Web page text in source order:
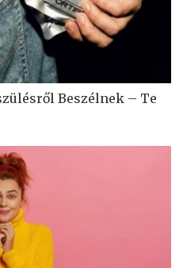
Beszélnek – Te